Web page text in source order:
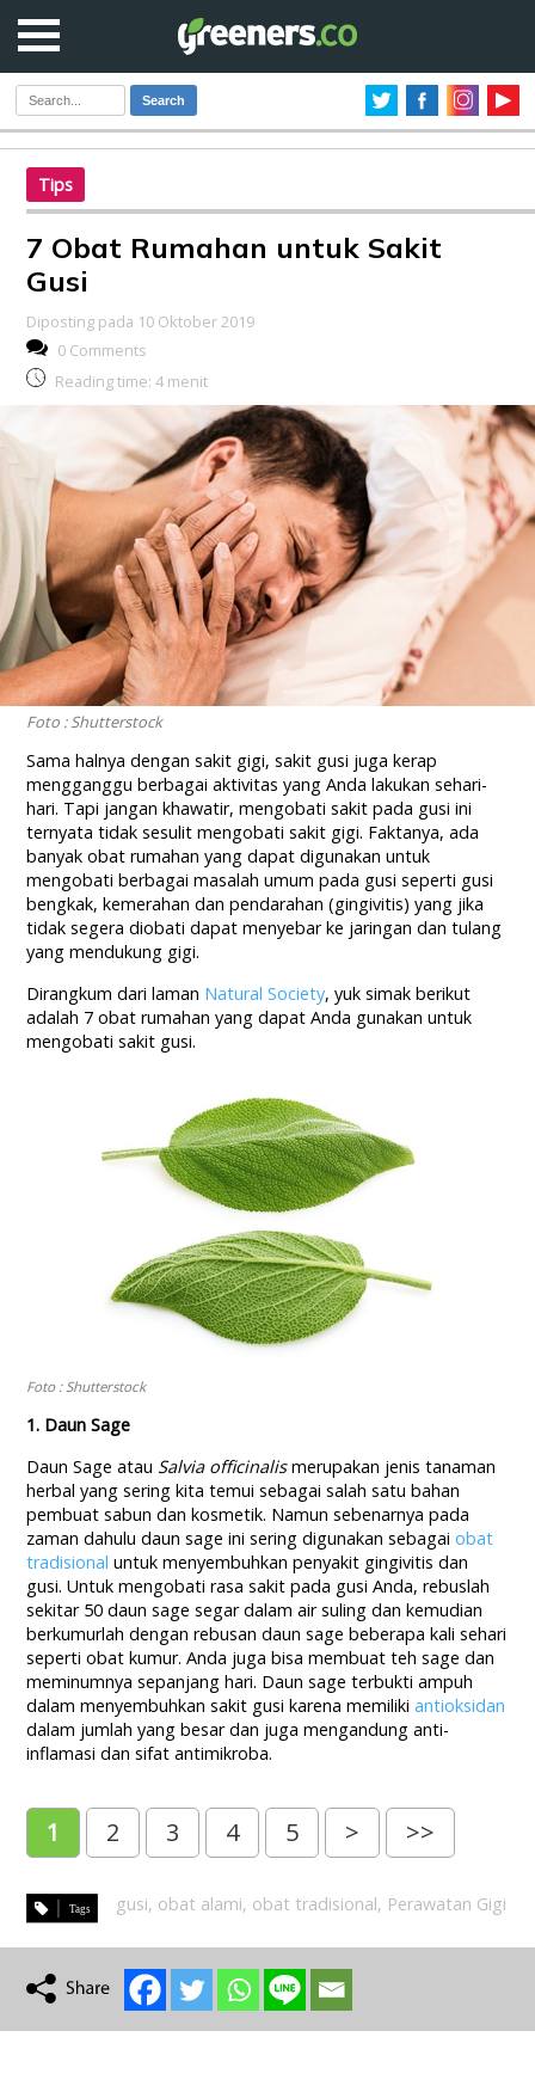
Search
Tips
7 Obat Rumahan untuk Sakit
Gusi
Diposting pada 10 Oktober 2019
0 Comments
Reading time: 4 menit
Foto : Shutterstock
Sama halnya dengan sakit gigi, sakit gusi juga kerap
mengganggu berbagai aktivitas yang Anda lakukan sehari-
hari. Tapi jangan khawatir, mengobati sakit pada gusi ini
ternyata tidak sesulit mengobati sakit gigi. Faktanya, ada
banyak obat rumahan yang dapat digunakan untuk
mengobati berbagai masalah umum pada gusi seperti gusi
bengkak, kemerahan dan pendarahan (gingivitis) yang jika
tidak segera diobati dapat menyebar ke jaringan dan tulang
yang mendukung gigi.
Dirangkum dari laman Natural Society, yuk simak berikut
adalah 7 obat rumahan yang dapat Anda gunakan untuk
mengobati sakit gusi.
Foto : Shutterstock
1. Daun Sage
Daun Sage atau Salvia officinalismerupakan jenis tanaman
herbal yang sering kita temui sebagai salah satu bahan
pembuat sabun dan kosmetik. Namun sebenarnya pada
zaman dahulu daun sage ini sering digunakan sebagaiobat
tradisional untuk menyembuhkan penyakit gingivitis dan
gusi. Untuk mengobati rasa sakit pada gusi Anda, rebuslah
sekitar 50 daun sage segar dalam air suling dan kemudian
berkumurlah dengan rebusan daun sage beberapa kali sehari
seperti obat kumur. Anda juga bisa membuat teh sage dan
meminumnya sepanjang hari. Daun sage terbukti ampuh
dalam menyembuhkan sakit gusi karena memilikiantioksidan
dalam jumlah yang besar dan juga mengandung anti-
inflamasi dan sifat antimikroba.
1 2 3 4 5 > >>
gusi, obat alami, obat tradisional, Perawatan Gigi